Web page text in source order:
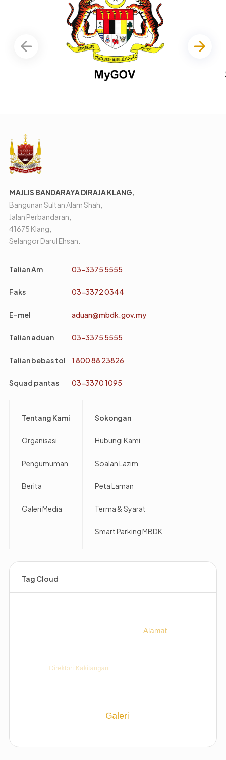
MAJLIS BANDARAYA DIRAJA KLANG,
Bangunan Sultan Alam Shah,
Jalan Perbandaran,
41675 Klang,
Selangor Darul Ehsan.
Talian Am 03-3375 5555
Faks 03-3372 0344
E-mel aduan@mbdk.gov.my
Talian aduan 03-3375 5555
Talian bebas tol 1 800 88 23826
Squad pantas 03-3370 1095
Tentang Kami
Organisasi
Pengumuman
Berita
Galeri Media
Sokongan
Hubungi Kami
Soalan Lazim
Peta Laman
Terma & Syarat
Smart Parking MBDK
Tag Cloud